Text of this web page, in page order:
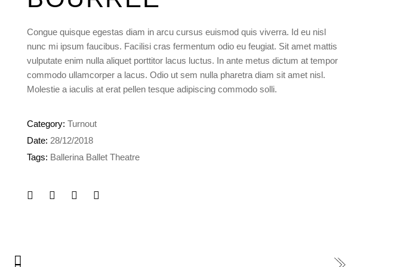
Congue quisque egestas diam in arcu cursus euismod quis viverra. Id eu nisl
nunc mi ipsum faucibus. Facilisi cras fermentum odio eu feugiat. Sit amet mattis
vulputate enim nulla aliquet porttitor lacus luctus. In ante metus dictum at tempor
commodo ullamcorper a lacus. Odio ut sem nulla pharetra diam sit amet nisl.
Molestie a iaculis at erat pellen tesque adipiscing commodo solli.
Category: Turnout
Date: 28/12/2018
Tags: Ballerina Ballet Theatre